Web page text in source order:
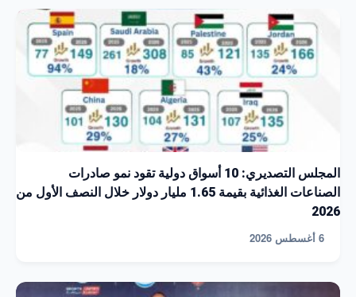
المجلس التصديري: 10 أسواق دولية تقود نمو صادرات
الصناعات الغذائية بقيمة 1.65 مليار دولار خلال النصف الأول من
2026
6 أغسطس 2026